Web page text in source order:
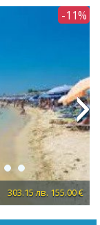
-11%
303.15 лв. 155.00 €
Next